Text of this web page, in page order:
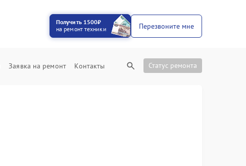
Получить 1500₽
на ремонт техники
Перезвоните мне
Заявка на ремонт Контакты Статус ремонта